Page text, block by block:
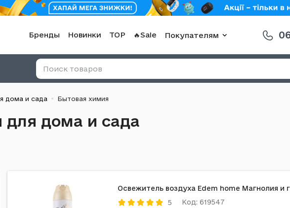
Бренды Новинки TOP 🔥Sale Покупателям
дома и сада Бытовая химия
для дома и сада
Освежитель воздуха Edem home Магнолия и
5
Код: 619547